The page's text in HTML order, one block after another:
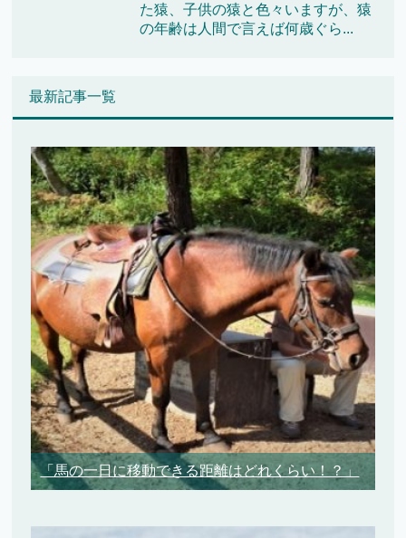
た猿、子供の猿と色々いますが、猿
の年齢は人間で言えば何歳ぐら...
最新記事一覧
「馬の一日に移動できる距離はどれくらい！？」